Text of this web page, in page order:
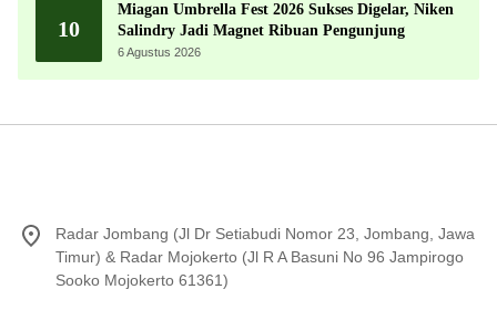
10
Miagan Umbrella Fest 2026 Sukses Digelar, Niken
Salindry Jadi Magnet Ribuan Pengunjung
6 Agustus 2026
Radar Jombang (Jl Dr Setiabudi Nomor 23, Jombang, Jawa
Timur) & Radar Mojokerto (Jl R A Basuni No 96 Jampirogo
Sooko Mojokerto 61361)